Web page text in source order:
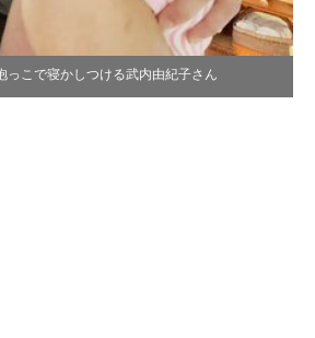
っこで寝かしつける武内由紀子さん